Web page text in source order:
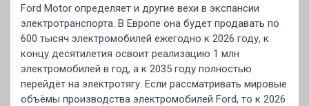
Ford Motor определяет и другие вехи в экспансии
электротранспорта. В Европе она будет продавать по
600 тысяч электромобилей ежегодно к 2026 году, к
концу десятилетия освоит реализацию 1 млн
электромобилей в год, а к 2035 году полностью
перейдёт на электротягу. Если рассматривать мировые
объёмы производства электромобилей Ford, то к 2026